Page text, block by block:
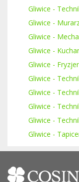
Gliwice -
Gliwice -
Gliwice -
Gliwice -
Gliwice - Fryzjer
Gliwice -
Gliwice -
Gliwice -
Gliwice -
Gliwice -